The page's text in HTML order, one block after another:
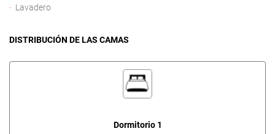
Lavadero
DISTRIBUCIÓN DE LAS CAMAS
Dormitorio 1